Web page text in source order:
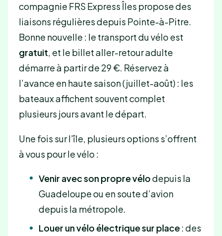
compagnie FRS Express Îles propose des
liaisons régulières depuis Pointe-à-Pitre.
Bonne nouvelle : le transport du vélo est
gratuit, et le billet aller-retour adulte
démarre à partir de 29 €. Réservez à
l’avance en haute saison (juillet-août) : les
bateaux affichent souvent complet
plusieurs jours avant le départ.
Une fois sur l’île, plusieurs options s’offrent
à vous pour le vélo :
Venir avec son propre vélodepuis la
Guadeloupe ou en soute d’avion
depuis la métropole.
Louer un vélo électrique sur place: des